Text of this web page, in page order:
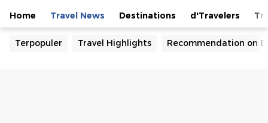
Home Travel News Destinations d'Travelers
Terpopuler Travel Highlights Recommendation on